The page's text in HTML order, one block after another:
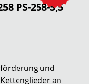
PS-258-5,5
und
an